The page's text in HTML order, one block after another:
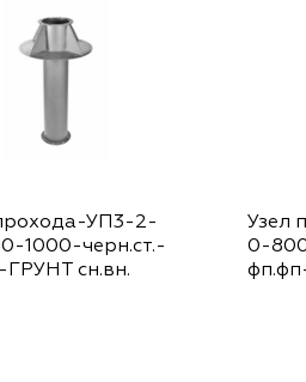
УП3-2-
1000-черн.ст.-
ГРУНТ сн.вн.
Узел
0-